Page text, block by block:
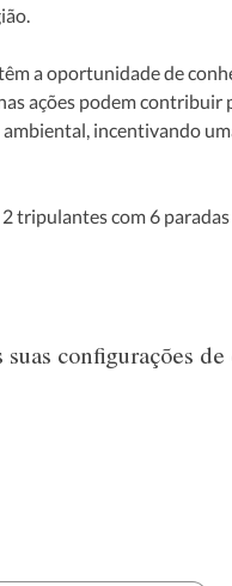
a oportunidade de
ações podem contribuir
incentivando
tripulantes com 6
configurações